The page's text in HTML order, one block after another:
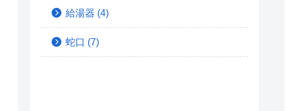
給湯器 (4)
蛇口 (7)